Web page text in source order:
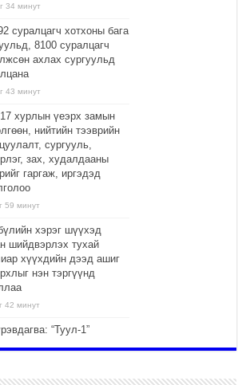
34 минут
суралцагч хотхоны бага
8100 суралцагч
ахлах сургуульд
43 минут
хурлын үеэрх замын
нийтийн тээврийн
сургууль,
зах, худалдааны
гаргаж, иргэдэд
59 минут
хэрэг шүүхэд
шийдвэрлэх тухай
хүүхдийн дээд ашиг
нэн тэргүүнд
42 минут
“Туул-1”